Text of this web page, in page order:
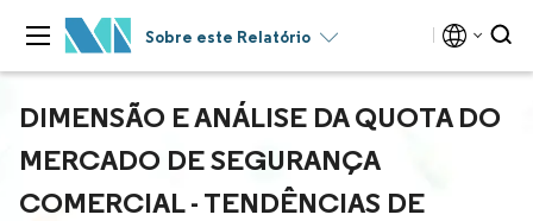
Sobre este Relatório
DIMENSÃO E ANÁLISE DA QUOTA DO
MERCADO DE SEGURANÇA
COMERCIAL - TENDÊNCIAS DE